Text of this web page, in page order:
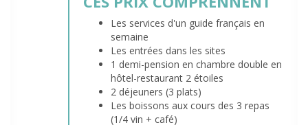
Les services d'un guide français en
semaine
Les entrées dans les sites
1 demi-pension en chambre double en
hôtel-restaurant 2 étoiles
2 déjeuners (3 plats)
Les boissons aux cours des 3 repas
(1/4 vin + café)